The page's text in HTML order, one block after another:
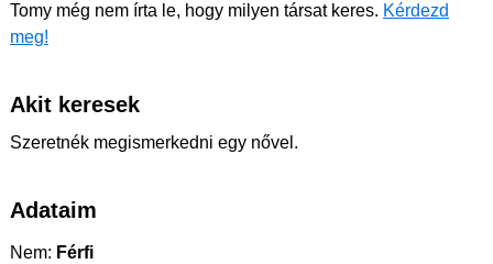
Tomy még nem írta le, hogy milyen társat keres. Kérdezd
meg!
Akit keresek
Szeretnék megismerkedni egy nővel.
Adataim
Nem: Férfi